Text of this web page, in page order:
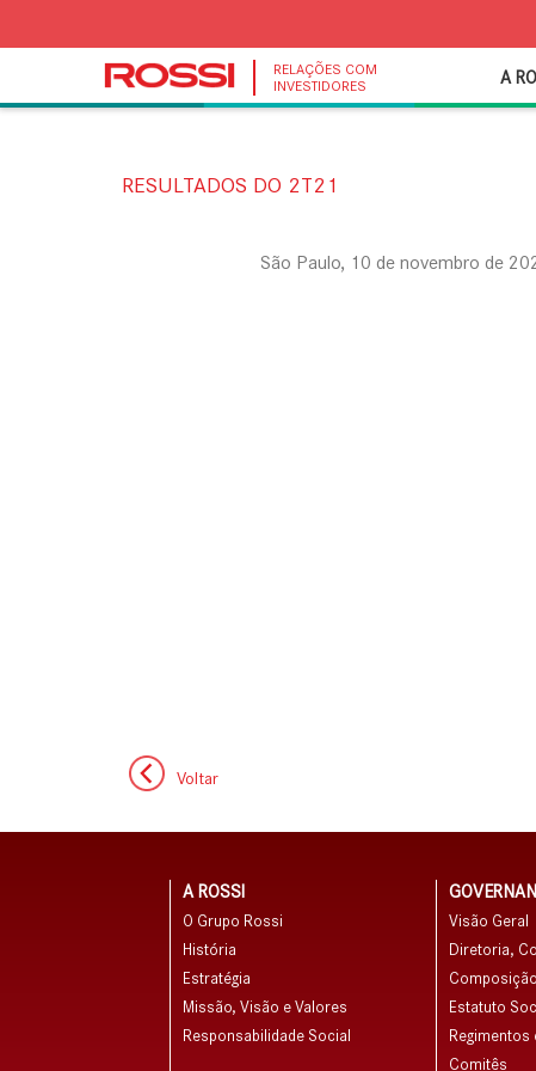
RELAÇÕES COM
INVESTIDORES
A
RESULTADOS DO 2T21
São Paulo, 10 de novembro de
Voltar
A ROSSI
O Grupo Rossi
História
Estratégia
Missão, Visão e Valores
Responsabilidade Social
Visão Geral
Diretoria,
Estatuto
Regimentos
Comitês